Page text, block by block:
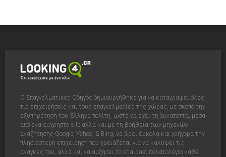
Ο Επαγγελματικός Οδηγός δημιουργήθηκε για να καταγράψει όλες
τις επιχειρήσεις και τους επαγγελματίες της χώρας, με σκοπό την
εξυπηρέτηση του Έλληνα πολίτη, ώστε να έχει τη δυνατόττα, μέσα
από ένα εύχρηστο site αλλά και με τη βοήθεια των μηχανών
αναζήτησης Google, Yahoo! & Bing, να βρει έυκολα και γρήγορα την
πλησιέστερη επιχείρηση που χρειάζεται για να καλύψει τις
ανάγκες του, αλλά και να αυξήσει το εταιρικό πελατολόγιο κάθε